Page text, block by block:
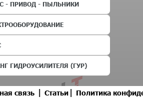
- ПРИВОД - ПЫЛЬНИКИ
ГИДРОУСИЛИТЕЛЯ (ГУР)
связь | Статьи | Политика